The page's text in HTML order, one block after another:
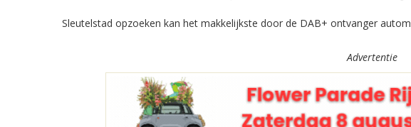
Sleutelstad opzoeken kan het makkelijkste door de DAB+ ontvanger
Advertentie